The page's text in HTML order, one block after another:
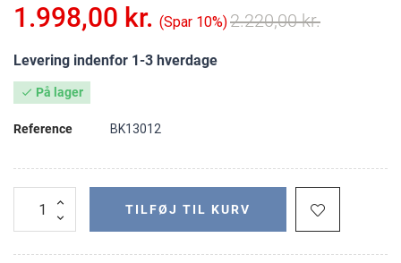
1.998,00 kr. Spar 10% 2.220,00 kr.
Levering indenfor 1-3 hverdage
 På lager
Reference BK13012
TILFØJ TIL KURV